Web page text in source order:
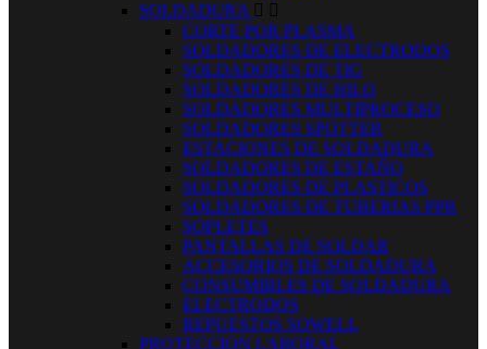
SOLDADURA  
CORTE POR PLASMA
SOLDADORES DE ELECTRODOS
SOLDADORES DE TIG
SOLDADORES DE HILO
SOLDADORES MULTIPROCESO
SOLDADORES SPOTTER
ESTACIONES DE SOLDADURA
SOLDADORES DE ESTAÑO
SOLDADORES DE PLASTICOS
SOLDADORES DE TUBERIAS PPR
SOPLETES
PANTALLAS DE SOLDAR
ACCESORIOS DE SOLDADURA
CONSUMIBLES DE SOLDADURA
ELECTRODOS
REPUESTOS SOWELL
PROTECCION LABORAL